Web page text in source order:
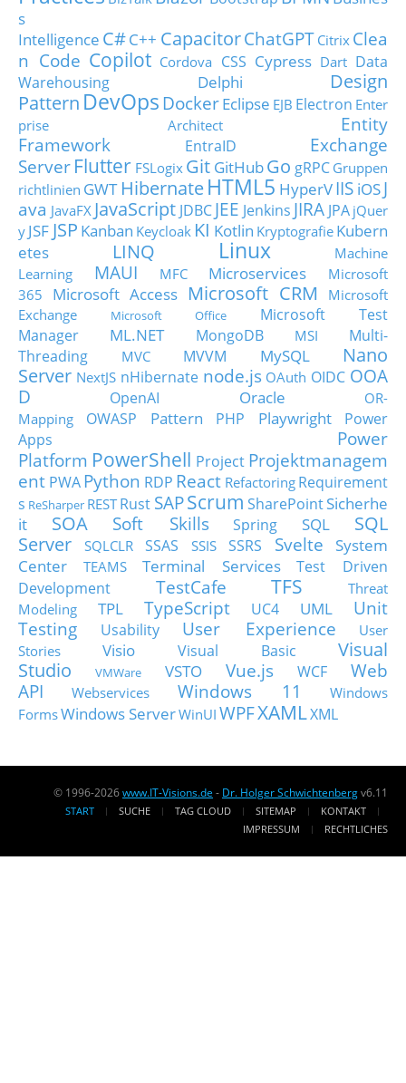
s
Intelligence C#C++ CapacitorChatGPT Citrix Clea
n Code Copilot Cordova CSS Cypress Dart Data
Warehousing
Delphi
Design
Pattern DevOps DockerEclipse EJB Electron Enter
prise Architect
Entity
Framework
EntraID
Exchange
Server Flutter FSLogix Git GitHubGo gRPC Gruppen
richtlinien GWT HibernateHTML5 HyperVIIS iOSJ
ava JavaFX JavaScript JDBC JEE Jenkins JIRA JPA jQuer
y JSF JSP Kanban Keycloak KI Kotlin Kryptografie Kubern
etes
LINQ Linux
Machine
Learning
MAUI MFC Microservices
Microsoft
365
Microsoft Access Microsoft CRM
Microsoft
Exchange
Microsoft Office
Microsoft Test
Manager
ML.NET MongoDB MSI
Multi-
Threading
MVC MVVM MySQL
Nano
Server NextJS nHibernate node.js OAuth OIDC OOA
D
OpenAI Oracle
OR-
Mapping
OWASP Pattern PHP Playwright
Power
Apps
Power
Platform PowerShell Project Projektmanagem
ent PWA Python RDP React Refactoring Requirement
s ReSharper RESTRust SAPScrum SharePointSicherhe
it
SOA Soft Skills Spring SQL
SQL
Server
SQLCLR SSAS SSIS SSRS Svelte
System
Center
TEAMS Terminal Services
Test Driven
Development
TestCafe TFS
Threat
Modeling
TPL TypeScript UC4 UML
Unit
Testing
Usability User Experience
User
Stories
Visio Visual Basic
Visual
Studio
VMWare VSTO Vue.js WCF
Web
API
Webservices Windows 11
Windows
FormsWindows ServerWinUI WPFXAMLXML
© 1996-2026www.IT-Visions.de - Dr. Holger Schwichtenbergv6.11
START SUCHE TAG CLOUD SITEMAP
KONTAKT
IMPRESSUM
RECHTLICHES